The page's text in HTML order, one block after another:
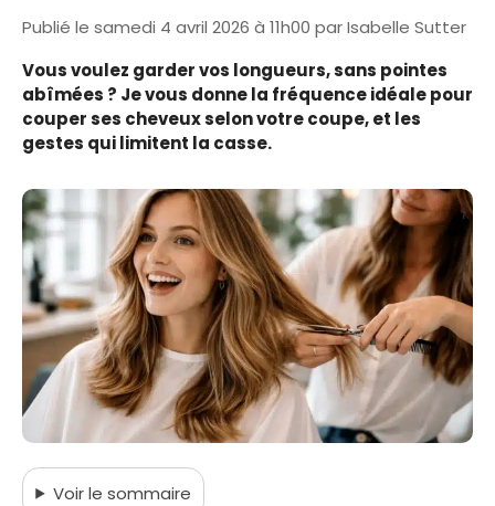
Publié le samedi 4 avril 2026 à 11h00 parIsabelle Sutter
Vous voulez garder vos longueurs, sans pointes
abîmées ? Je vous donne la fréquence idéale pour
couper ses cheveux selon votre coupe, et les
gestes qui limitent la casse.
Voirle sommaire